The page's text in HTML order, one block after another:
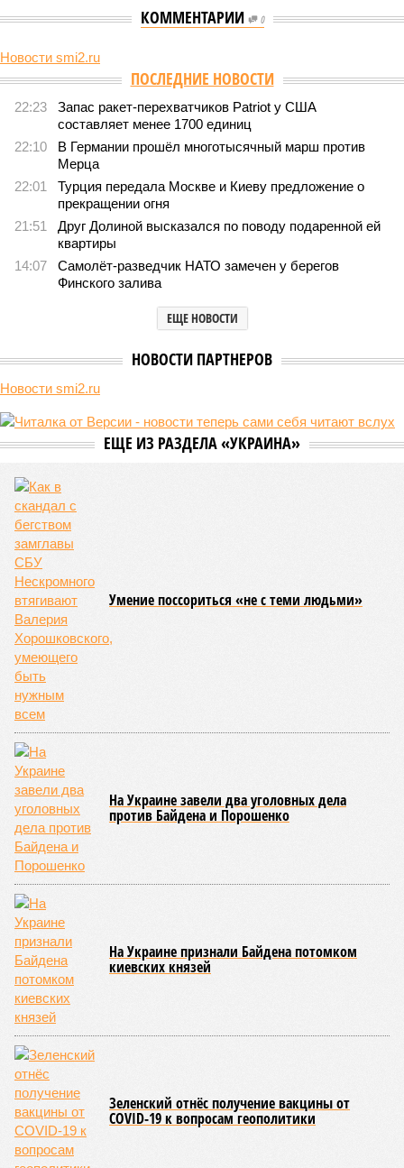
КОММЕНТАРИИ 0
Новости smi2.ru
В нескольких станциях от уже сданного
«Сказочного леса» пайщики ЖК «Станция Л» продолжают ждать от
компании Capital Group начала реальной достройки
В нескольких станциях от уже сданного «Сказочного
леса» пайщики ЖК «Станция Л» продолжают ждать от
компании Capital Group начала реальной достройки
«Станция ожидания» для дольщиков
В нескольких станциях от уже сданного «Сказочного леса» пайщики ЖК
«Станция Л» продолжают ждать от компании Capital Group начала
Пока в Ярославском районе СВАО дольщики «Сказочного леса»
уже получают ключи – в мае 2026 года были получены
разрешение на ввод жилищного комплекса в эксплуатацию –
совсем недалеко, в паре станций метро южнее, на Люблинской
улице, картина, можно сказать, прямо противоположная.
ЖК «Светлый мир «Станция Л»: та же группа компаний-
банкрот Seven Suns Development, та жеанонсированная
схема достройки через Capital Group осенью 2024 года, но
за прошедшие два года результатов, по словам дольщиков,
практически не видно. По
порталов, первую очередь ЖК строители обещают сдать к
декабрю 2026 г., вторую – к марту 2028-го. Но никто при
этом из кураторов стройки не задается вопросом: как эти
сроки должны материализоваться? На строительной
площадке, по свидетельствам дольщиков, регулярно
бывающих у забора, какая-либо техника отсутствует. Ни
бетононасосов, ни работающих кранов, ни признаков
мобилизации подрядчиков. При том, что до «декабря 2026»
осталось менее полугода.
Если в «Сказочном лесу» техзаказчик публично
отчитывался о поэтапной готовности – 90%, затем 97%, с
конкретными инженерными работами (усиление
монолитных конструкций, устранение проектных ошибок) –
то по «Станции Л» подобной публичной отчётности
дольщики не видят. Ни Capital Group, ни кураторы
строительства не подтверждают ни соблюдения графика
строительства, ни объёма фактически выполненных работ.
Напрашивается закономерный вопрос: если
декларируемая «Capital Group модель (достраивать
проблемные объекты SSD») сработала на
Лосиноостровской, почему она не масштабируется на
Люблино? И означает ли отсутствие техники на площадке,
что в реальности подрядчик по «Станции Л» ещё даже не
определён?